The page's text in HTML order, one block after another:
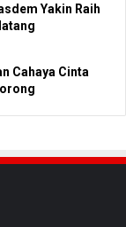
Yakin Raih
Cahaya Cinta